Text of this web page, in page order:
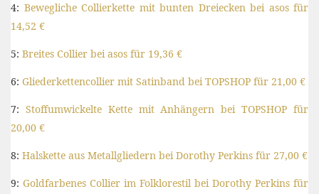
4: Bewegliche Collierkette mit bunten Dreiecken bei asos für
14,52 €
5: Breites Collier bei asos für 19,36 €
6: Gliederkettencollier mit Satinband bei TOPSHOP für 21,00 €
7: Stoffumwickelte Kette mit Anhängern bei TOPSHOP für
20,00 €
8: Halskette aus Metallgliedern bei Dorothy Perkins für 27,00 €
9: Goldfarbenes Collier im Folklorestil bei Dorothy Perkins für